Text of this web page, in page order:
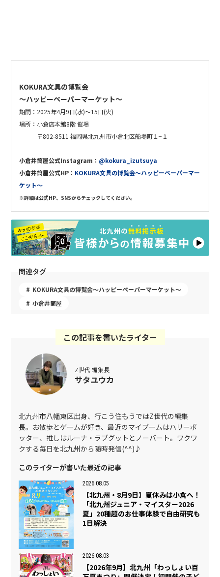
KOKURA文具の博覧会
〜ハッピーペーパーマーケット〜
期間：2025年4月9日(水)〜15日(火)
場所：小倉店本館8階 催場
〒802-8511 福岡県北九州市小倉北区船場町１−１
小倉井筒屋公式Instagram： @kokura_izutsuya
小倉井筒屋公式HP： KOKURA文具の博覧会〜ハッピーペーパーマー
ケット〜
※詳細は公式HP、SNSからチェックしてください。
関連タグ
KOKURA文具の博覧会〜ハッピーペーパーマーケット〜
小倉井筒屋
この記事を書いたライター
Z世代 編集長
サタユウカ
北九州市八幡東区出身、行こう住もうではZ世代の編集
長。お散歩とゲームが好き、最近のマイブームはハリーポ
ッター、推しはルーナ・ラブグットとノーバート。ワクワ
クする毎日を北九州から随時発信(^^)♪
このライターが書いた最近の記事
2026.08.05
【北九州・8月9日】夏休みは小倉へ！
「北九州ジュニア・マイスター2026
夏」20種超のお仕事体験で自由研究も
1日解決
2026.08.03
【2026年9月】北九州「わっしょい百